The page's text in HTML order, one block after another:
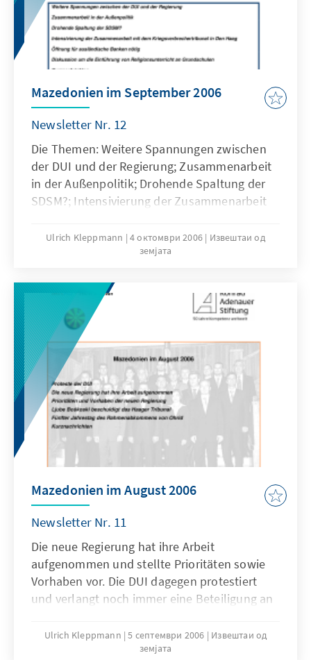
Mazedonien im September 2006
Newsletter Nr. 12
Die Themen: Weitere Spannungen zwischen
der DUI und der Regierung; Zusammenarbeit
in der Außenpolitik; Drohende Spaltung der
SDSM?; Intensivierung der Zusammenarbeit
Haag; Öffnung für ausländische Banken
nötig;Diskussion um die Einführung von
Kurznachrichten
Ulrich Kleppmann 4 октомври 2006
Извештаи од
земјата
Mazedonien im August 2006
Newsletter Nr. 11
Die neue Regierung hat ihre Arbeit
aufgenommen und stellte Prioritäten sowie
Vorhaben vor. Die DUI dagegen protestiert
und verlangt noch immer eine Beteiligung an
beschuldigt das Haager Tribunal, Fünfter
Jahrestag des Rahmenabkommens von Ohrid
Ulrich Kleppmann 5 септември 2006
Извештаи од
земјата